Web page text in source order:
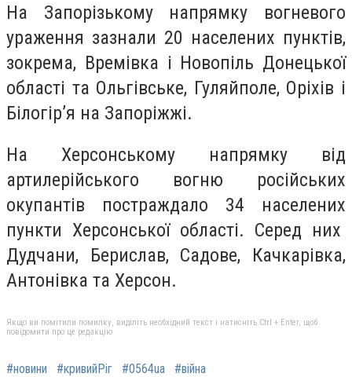
На Запорізькому напрямку вогневого
ураження зазнали 20 населених пунктів,
зокрема, Времівка і Новопіль Донецької
області та Ольгівське, Гуляйполе, Оріхів і
Білогір’я на Запоріжжі.
На Херсонському напрямку від
артилерійського вогню російських
окупантів постраждало 34 населених
пункти Херсонської області. Серед них
Дудчани, Берислав, Садове, Качкарівка,
Антонівка та Херсон.
Якщо ви помітили помилку, виділіть необхідний текст і натисніть Ctrl + Enter, щоб
повідомити про це редакцію
#новини #кривийРіг #0564ua #війна